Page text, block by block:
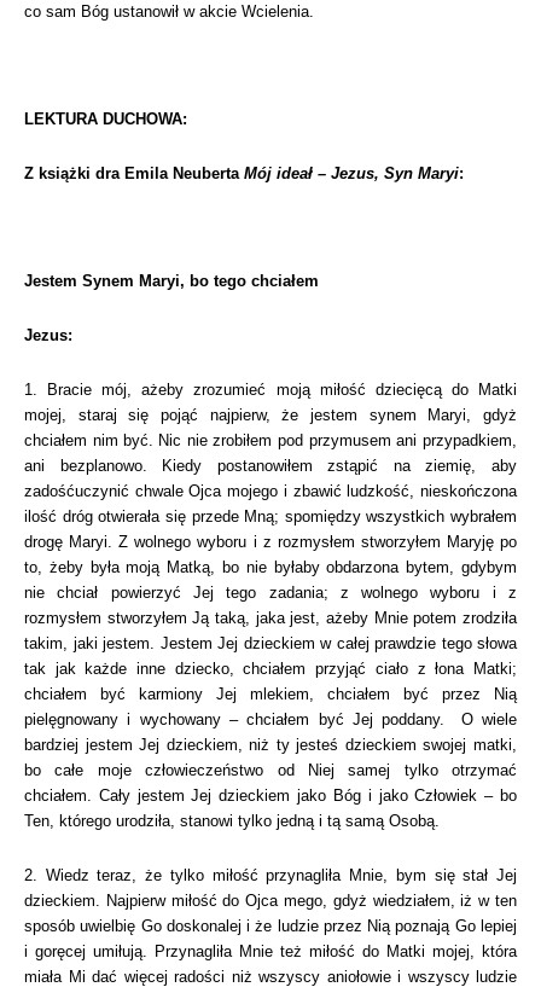
co sam Bóg ustanowił w akcie Wcielenia.
LEKTURA DUCHOWA:
Z książki dra Emila Neuberta Mój ideał – Jezus, Syn Maryi:
Jestem Synem Maryi, bo tego chciałem
Jezus:
1. Bracie mój, ażeby zrozumieć moją miłość dziecięcą do Matki
mojej, staraj się pojąć najpierw, że jestem synem Maryi, gdyż
chciałem nim być. Nic nie zrobiłem pod przymusem ani przypadkiem,
ani bezplanowo. Kiedy postanowiłemzstąpić na ziemię, aby
zadośćuczynić chwale Ojca mojego i zbawić ludzkość, nieskończona
ilość dróg otwierała się przede Mną; spomiędzy wszystkich wybrałem
drogę Maryi.Z wolnego wyboru i z rozmysłem stworzyłem Maryję po
to, żeby była moją Matką, bo nie byłaby obdarzona bytem, gdybym
nie chciał powierzyć Jej tego zadania; z wolnego wyboru i z
rozmysłem stworzyłem Ją taką, jaka jest, ażeby Mnie potem zrodziła
takim, jaki jestem. Jestem Jej dzieckiem w całej prawdzie tego słowa
tak jak każde inne dziecko, chciałemprzyjąć ciało z łona Matki;
chciałem być karmiony Jej mlekiem, chciałem być przez Nią
pielęgnowany i wychowany – chciałem być Jej poddany.
O wiele
bardziej jestem Jej dzieckiem, niż ty jesteś dzieckiem swojej matki,
bo całe mojeczłowieczeństwo od Niej samej tylko otrzymać
chciałem. Cały jestem Jej dzieckiem jako Bóg i jako Człowiek – bo
Ten, którego urodziła, stanowi tylko jedną i tą samą Osobą.
2. Wiedz teraz, że tylko miłość przynagliła Mnie, bym się stał Jej
dzieckiem. Najpierw miłość do Ojca mego, gdyż wiedziałem, iż w ten
sposób uwielbię Go doskonalej i że ludzie przez Nią poznają Go lepiej
i goręcej umiłują. Przynagliła Mnie też miłość do Matki mojej, która
miała Mi dać więcej radości niż wszyscy aniołowie i wszyscy ludzie